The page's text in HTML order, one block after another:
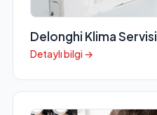
Delonghi Klima Servisi
Detaylı bilgi →